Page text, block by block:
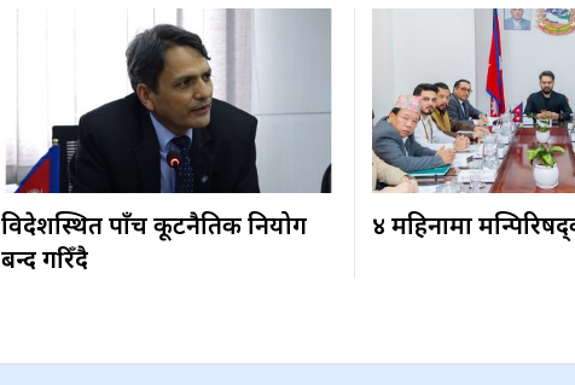
विदेशस्थित पाँच कूटनैतिक नियोग
बन्द गरिँदै
४ महिनामा